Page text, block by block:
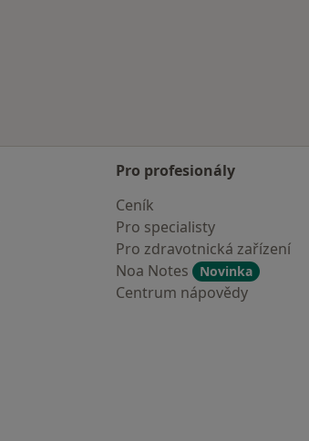
Pro profesionály
Ceník
Pro specialisty
Pro zdravotnická zařízení
Noa Notes
Novinka
Centrum nápovědy